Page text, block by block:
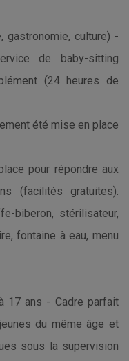
gastronomie, culture) -
de baby-sitting
(24 heures de
été mise en place
pour répondre aux
(facilités gratuites).
biberon, stérilisateur,
fontaine à eau, menu
17 ans - Cadre parfait
du même âge et
sous la supervision